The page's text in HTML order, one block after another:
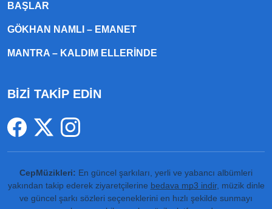
BAŞLAR
GÖKHAN NAMLI – EMANET
MANTRA – KALDIM ELLERINDE
BİZİ TAKİP EDİN
CepMüzikleri: En güncel şarkıları, yerli ve yabancı albümleri
yakından takip ederek ziyaretçilerine bedava mp3 indir, müzik dinle
ve güncel şarkı sözleri seçeneklerini en hızlı şekilde sunmayı